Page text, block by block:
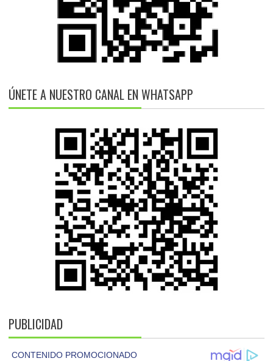
ÚNETE A NUESTRO CANAL EN WHATSAPP
PUBLICIDAD